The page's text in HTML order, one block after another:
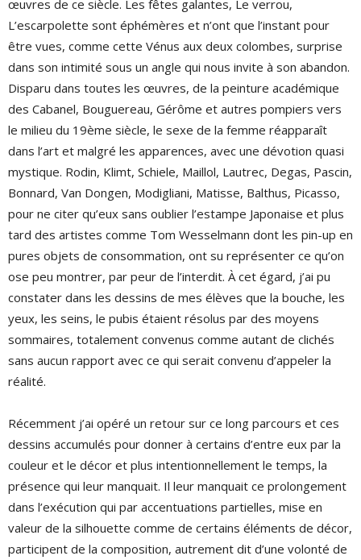
œuvres de ce siècle. Les fêtes galantes, Le verrou,
L’escarpolette sont éphémères et n’ont que l’instant pour
être vues, comme cette Vénus aux deux colombes, surprise
dans son intimité sous un angle qui nous invite à son abandon.
Disparu dans toutes les œuvres, de la peinture académique
des Cabanel, Bouguereau, Gérôme et autres pompiers vers
le milieu du 19ème siècle, le sexe de la femme réapparaît
dans l’art et malgré les apparences, avec une dévotion quasi
mystique. Rodin, Klimt, Schiele, Maillol, Lautrec, Degas, Pascin,
Bonnard, Van Dongen, Modigliani, Matisse, Balthus, Picasso,
pour ne citer qu’eux sans oublier l’estampe Japonaise et plus
tard des artistes comme Tom Wesselmann dont les pin-up en
pures objets de consommation, ont su représenter ce qu’on
ose peu montrer, par peur de l’interdit. À cet égard, j’ai pu
constater dans les dessins de mes élèves que la bouche, les
yeux, les seins, le pubis étaient résolus par des moyens
sommaires, totalement convenus comme autant de clichés
sans aucun rapport avec ce qui serait convenu d’appeler la
réalité.
Récemment j’ai opéré un retour sur ce long parcours et ces
dessins accumulés pour donner à certains d’entre eux par la
couleur et le décor et plus intentionnellement le temps, la
présence qui leur manquait. Il leur manquait ce prolongement
dans l’exécution qui par accentuations partielles, mise en
valeur de la silhouette comme de certains éléments de décor,
participent de la composition, autrement dit d’une volonté de